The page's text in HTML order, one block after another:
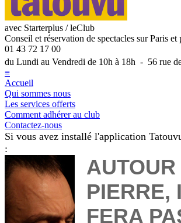
avec Starterplus / leClub
Conseil et réservation de spectacles sur Paris et
01 43 72 17 00
du Lundi au Vendredi de 10h à 18h - 56 rue
≡
Accueil
Qui sommes nous
Les services offerts
Comment adhérer au club
Contactez-nous
Si vous avez installé l'application
:
PIERRE,
FERA